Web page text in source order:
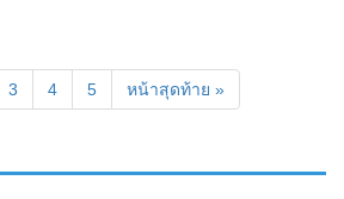
3 4 5 หน้าสุดท้าย »